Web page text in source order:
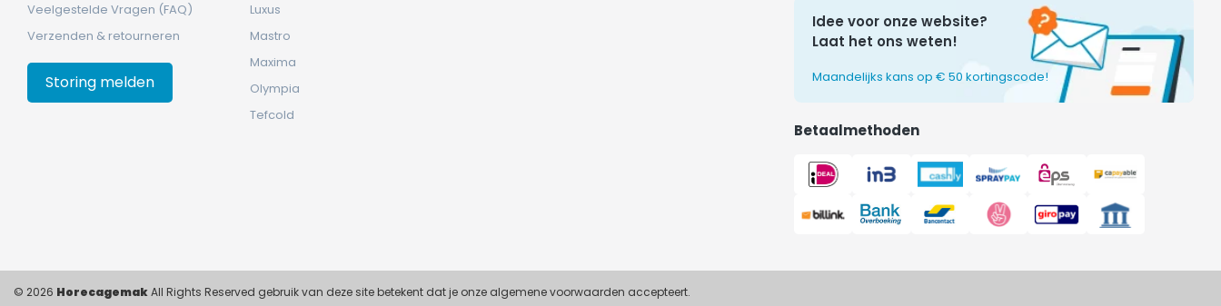
Veelgestelde Vragen (FAQ)
Verzenden & retourneren
Storing melden
Luxus
Mastro
Maxima
Olympia
Tefcold
Idee voor onze website?
Laat het ons weten!
Maandelijks kans op € 50 kortingscode!
Betaalmethoden
© 2026 HorecagemakAll Rights Reserved gebruik van deze site betekent dat je onze algemene voorwaarden accepteert.